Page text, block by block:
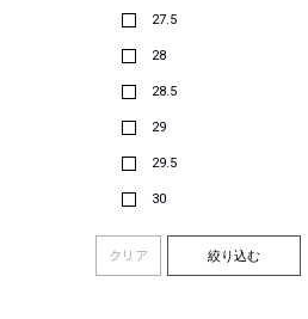
27.5
28
28.5
29
29.5
30
クリア 絞り込む